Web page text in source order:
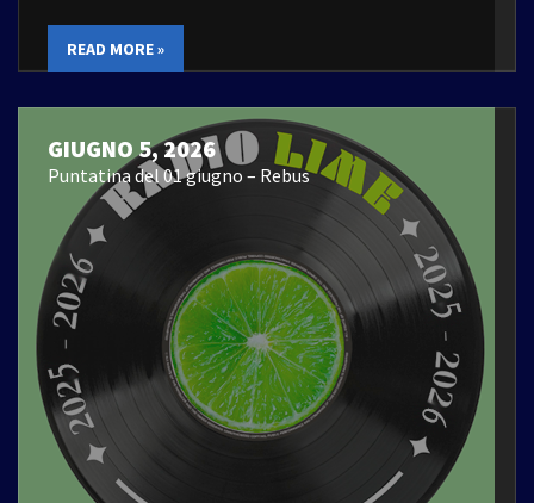
READ MORE »
GIUGNO 5, 2026
Puntatina del 01 giugno – Rebus